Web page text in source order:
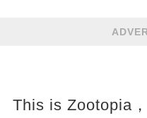
This is Zootopia